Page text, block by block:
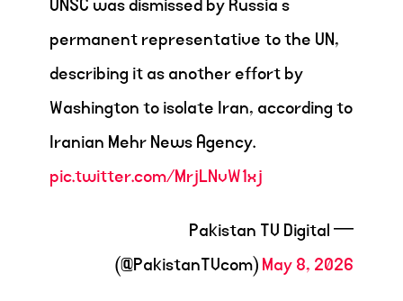
UNSC was dismissed by Russia’s
permanent representative to the UN,
describing it as another effort by
Washington to isolate Iran, according to
Iranian Mehr News Agency.
pic.twitter.com/MrjLNvW1xj
— Pakistan TV Digital
(@PakistanTVcom)May 8, 2026